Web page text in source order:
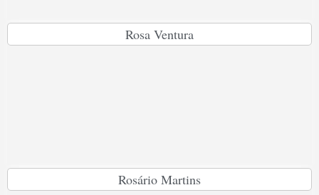
Rosa Ventura
Rosário Martins